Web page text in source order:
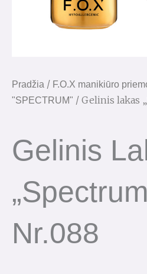
Pradžia / F.O.X manikiūro
"SPECTRUM" / Gelinis lakas
Gelinis
Nr.088